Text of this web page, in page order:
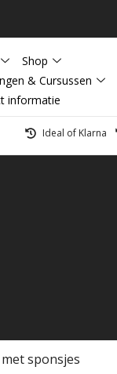
Shop
& Cursussen
informatie
Ideal of Klarna
sponsjes